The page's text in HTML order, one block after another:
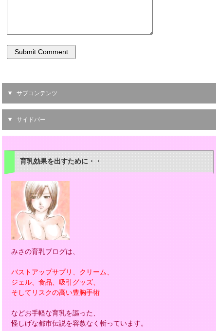
サブコンテンツ
サイドバー
育乳効果を出すために・・
みさの育乳ブログは、
バストアップサプリ、クリーム、
ジェル、食品、吸引グッズ、
そしてリスクの高い豊胸手術
などお手軽な育乳を謳った、
怪しげな都市伝説を容赦なく斬っています。